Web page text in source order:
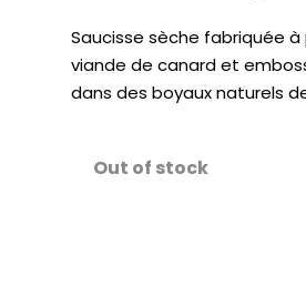
Saucisse sèche fabriquée
viande de canard et
dans des boyaux naturels
Out of stock